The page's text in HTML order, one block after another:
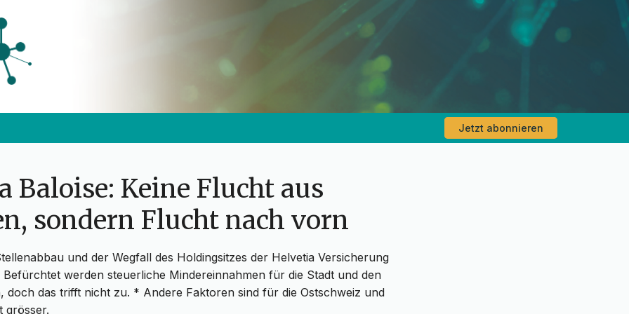
Jetzt abonnieren
Baloise: Keine Flucht aus
sondern Flucht nach vorn
und der Wegfall des Holdingsitzes der Helvetia Versicherung
werden steuerliche Mindereinnahmen für die Stadt und den
doch das trifft nicht zu. * Andere Faktoren sind für die Ostschweiz und
grösser.